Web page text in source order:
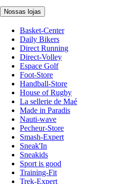
Nossas lojas
Basket-Center
Daily Bikers
Direct Running
Direct-Volley
Espace Golf
Foot-Store
Handball-Store
House of Rugby
La sellerie de Maé
Made in Paradis
Nauti-wave
Pecheur-Store
Smash-Expert
Sneak'In
Sneakids
Sport is good
Training-Fit
Trek-Expert